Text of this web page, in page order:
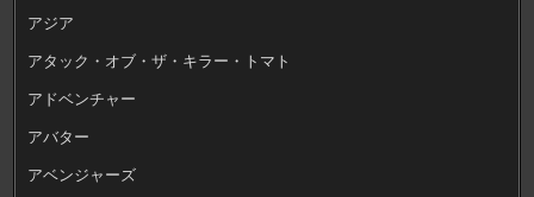
アジア
アタック・オブ・ザ・キラー・トマト
アドベンチャー
アバター
アベンジャーズ